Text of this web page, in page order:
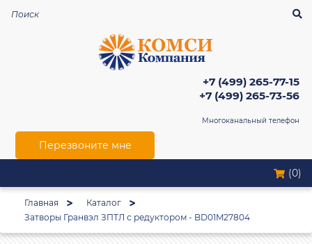
+7 (499) 265-77-15
+7 (499) 265-73-56
Многоканальный телефон
Перезвоните мне
(0)
Главная
Каталог
Затворы Гранвэл ЗПТЛ с редуктором - BD01M27804